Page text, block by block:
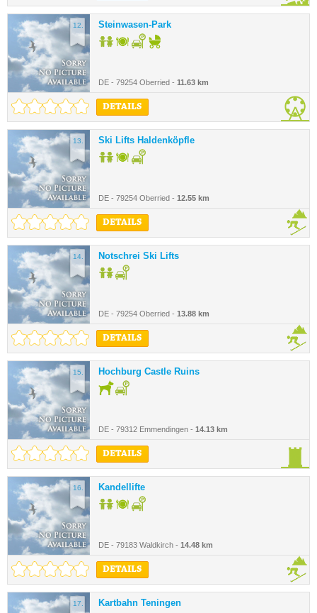
12. Steinwasen-Park
DE - 79254 Oberried - 11.63 km
DETAILS
13. Ski Lifts Haldenköpfle
DE - 79254 Oberried - 12.55 km
DETAILS
14. Notschrei Ski Lifts
DE - 79254 Oberried - 13.88 km
DETAILS
15. Hochburg Castle Ruins
DE - 79312 Emmendingen - 14.13 km
DETAILS
16. Kandellifte
DE - 79183 Waldkirch - 14.48 km
DETAILS
17. Kartbahn Teningen